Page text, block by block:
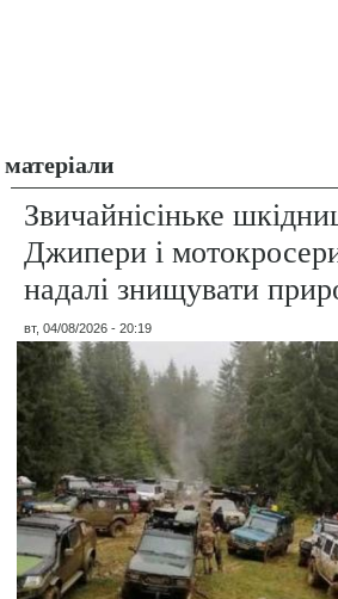
матеріали
Звичайнісіньке
Джипери і
надалі знищувати
вт, 04/08/2026 - 20:19